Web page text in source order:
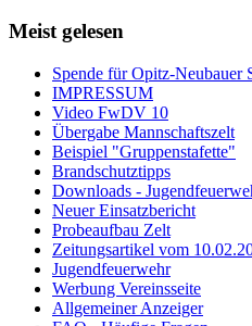
Meist gelesen
Spende für Opitz-Neubauer
IMPRESSUM
Video FwDV 10
Übergabe Mannschaftszelt
Beispiel "Gruppenstafette"
Brandschutztipps
Downloads -
Neuer Einsatzbericht
Probeaufbau Zelt
Zeitungsartikel vom
Jugendfeuerwehr
Werbung Vereinsseite
Allgemeiner Anzeiger